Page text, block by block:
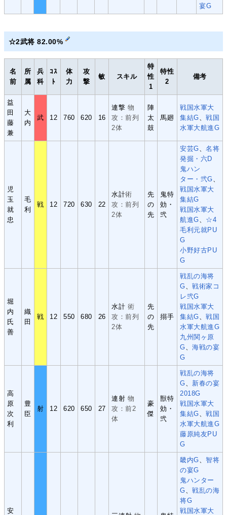
宴G
☆2武将 82.00%
名
前
所
属
兵
科
ｺｽ
ﾄ
体
力
攻
撃
敏 スキル
特
性
1
特性
2
備考
益
田
藤
兼
大
内
武 12 760 620 16
連撃 物
攻：前列
2体
陣
太
鼓
馬廻
戦国水軍大
集結G 、戦国
水軍大航進G
児
玉
就
忠
毛
利
戦 12 720 630 22
水計術
攻：前列
2体
先
の
先
鬼特
効・
弐
安芸G 、名将
発掘・六D
鬼ハン
ター・弐G
戦国水軍大
集結G
戦国水軍大
航進G
☆4
毛利元就PU
G
小野好古PU
G
堀
内
氏
善
織
田
戦 12 550 680 26
水計 術
攻：前列
2体
先
の
先
搦手
戦乱の海将
G 、戦術家コ
レ弐G
戦国水軍大
集結G 、戦国
水軍大航進G
九州関ヶ原
G 、海戦の宴
G
高
原
次
利
豊
臣
射 12 620 650 27
連射 物
攻：前2
体
豪
傑
獣特
効・
弐
戦乱の海将
G
新春の宴
2018G
戦国水軍大
集結G 、戦国
水軍大航進G
藤原純友PU
G
安
畿内G 、智将
の宴G
鬼ハンター
G 、戦乱の海
将G
戦国水軍大